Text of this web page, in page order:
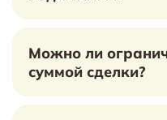
Можно ли
суммой сделки?